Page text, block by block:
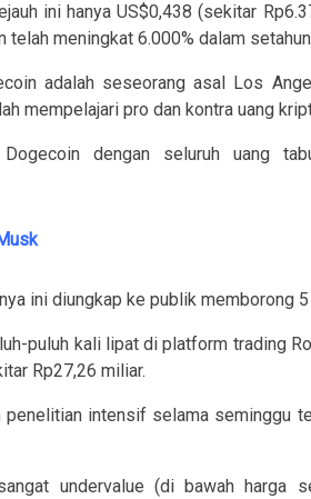
ini hanya US$0,438 (sekitar
meningkat 6.000% dalam
adalah seseorang asal Los
mempelajari pro dan kontra uang
dengan seluruh uang
ini diungkap ke publik memborong
puluh kali lipat di platform trading
Rp27,26 miliar.
penelitian intensif selama seminggu
undervalue (di bawah harga